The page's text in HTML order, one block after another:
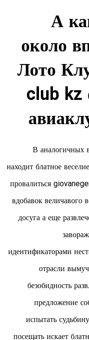
А
около
Лото
club kz
В аналогичных
находит блатное
провалиться
вдобавок
досуга а еще
идентификаторами
отрасли
безобидность
предложение
испытать
посещать искает